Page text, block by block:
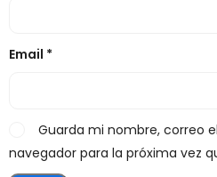
Email *
Guarda mi nombre, correo
navegador para la próxima vez